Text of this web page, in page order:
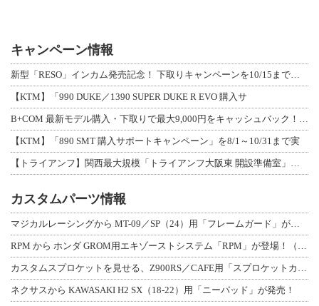
キャンペーン情報
新型「RESO」インカム発売記念！ 下取りキャンペーンを10/15まで延長して開
【KTM】「990 DUKE／1390 SUPER DUKE R EVO 購入サ
B+COM 最新モデル購入・下取りで最大9,000円をキャッシュバック！「B+F
【KTM】「890 SMT 購入サポートキャンペーン」を8/1～10/31まで実
【トライアンフ】関西最大規模「トライアンフ大阪東 開設準備室」がオープン！ 限定
カスタムパーツ情報
マジカルレーシングから MT-09／SP（24）用「フレームガード」が登場！
RPM から ホンダ GROM用エキゾーストシステム「RPM」が登場！（動画あり
カスタムスプロケットを見せる、Z900RS／CAFE用「スプロケットカバーフルキ
ネクサスから KAWASAKI H2 SX（18-22）用「ニーパッド」が発売！